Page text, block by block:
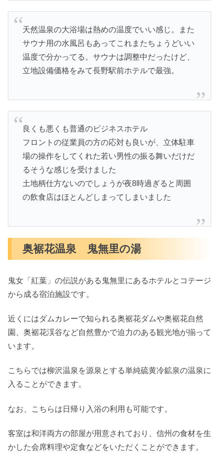
天然温泉の大浴場は熱めの温度でいい感じ。また
サウナ用の水風呂もあってこれまたちょうどいい
温度で分かってる。サウナは調整中だったけど、
立地設備価格をみて長野駅前ホテルで最強。
良くも悪くも普通のビジネスホテル
フロントの従業員の方の応対も良いが、立体駐車
場の操作をしてくれた若い男性の振る舞いだけだ
るそうな感じを受けました
土地柄仕方ないのでしょうが夜8時過ぎると周囲
の飲食店はほとんどしまってしまいました
奥裾花温泉 鬼無里の湯
鬼女「紅葉」の伝説がある鬼無里にあるホテルとコテージ
から成る宿泊施設です。
近くにはダムカレーで知られる奥裾花ダムや奥裾花自然
園、奥裾花渓谷など自然豊かで迫力のある観光地が揃って
います。
こちらでは柳沢温泉を源泉とする単純硫黄冷鉱泉の温泉に
入ることができます。
なお、こちらは日帰り入浴の利用も可能です。
客室は和洋両方の部屋が用意されており、信州の食材を生
かした会席料理や定食などをいただくことができます。